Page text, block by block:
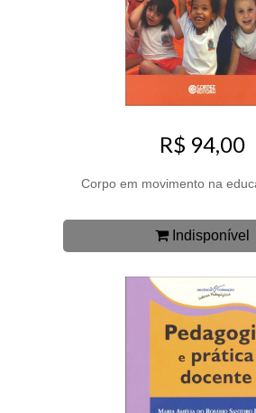
R$ 94,00
Corpo em movimento na
Indisponível